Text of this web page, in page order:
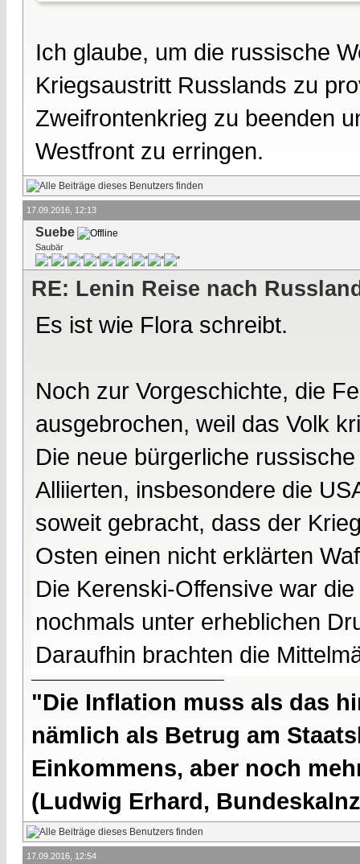
Ich glaube, um die russische
Kriegsaustritt Russlands zu
Zweifrontenkrieg zu beenden
Westfront zu erringen.
17.09.2016, 12:13
Suebe
Saubär
RE: Lenin Reise nach
Es ist wie Flora schreibt.
Noch zur Vorgeschichte, die
ausgebrochen, weil das Volk
Die neue bürgerliche
Alliierten, insbesondere die
soweit gebracht, dass der
Osten einen nicht erklärten
Die Kerenski-Offensive war
nochmals unter erheblichen
Daraufhin brachten die
"Die Inflation muss als das
nämlich als Betrug am
Einkommens, aber noch
(Ludwig Erhard,
17.09.2016, 12:54